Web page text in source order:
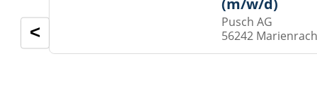
(m/w/d)
Pusch AG
56242
<